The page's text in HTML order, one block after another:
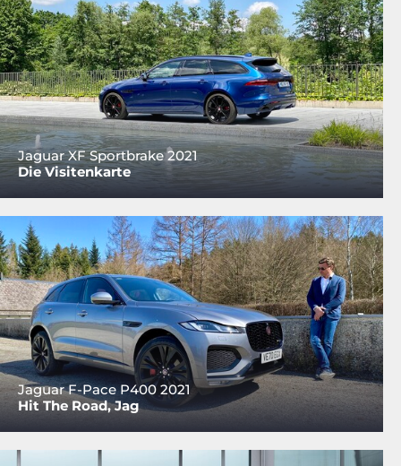
Jaguar XF Sportbrake 2021
Die Visitenkarte
Jaguar F-Pace P400 2021
Hit The Road, Jag